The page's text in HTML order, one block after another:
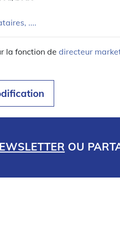
....
la fonction de directeur
OU